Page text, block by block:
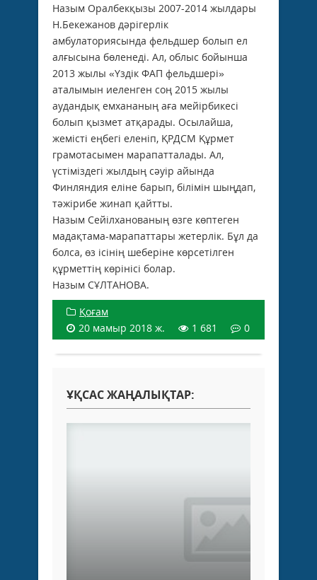
Назым Оралбекқызы 2007-2014 жылдары
Н.Бекежанов дәрігерлік
амбулаториясында фельдшер болып ел
алғысына бөленеді. Ал, облыс бойынша
2013 жылы «Үздік ФАП фельдшері»
аталымын иеленген соң 2015 жылы
аудандық емхананың аға мейірбикесі
болып қызмет атқарады. Осылайша,
жемісті еңбегі еленіп, ҚРДСМ Құрмет
грамотасымен марапатталады. Ал,
үстіміздегі жылдың сәуір айында
Финляндия еліне барып, білімін шыңдап,
тәжірибе жинап қайтты.
Назым Сейілханованың өзге көптеген
мадақтама-марапаттары жетерлік. Бұл да
болса, өз ісінің шеберіне көрсетілген
құрметтің көрінісі болар.
Назым СҰЛТАНОВА.
Қоғам
20 мамыр 2018 ж.
1 681 0
ҰҚСАС ЖАҢАЛЫҚТАР: